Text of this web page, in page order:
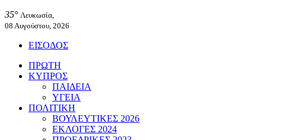
35° Λευκωσία,
08 Αυγούστου, 2026
ΕΙΣΟΔΟΣ
ΠΡΩΤΗ
ΚΥΠΡΟΣ
ΠΑΙΔΕΙΑ
ΥΓΕΙΑ
ΠΟΛΙΤΙΚΗ
ΒΟΥΛΕΥΤΙΚΕΣ 2026
ΕΚΛΟΓΕΣ 2024